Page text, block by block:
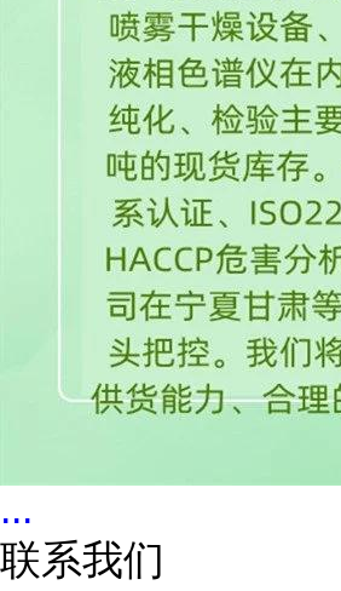
...
联系我们